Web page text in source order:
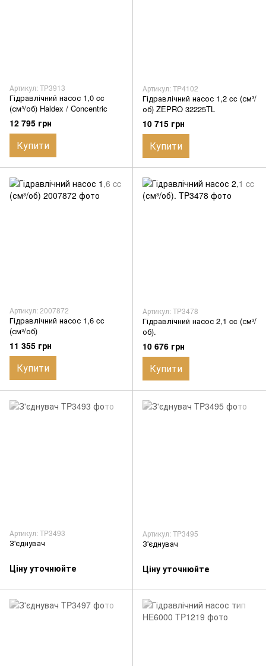
Артикул: TP3913
Гідравлічний насос 1,0 cc
(см³/об) Haldex / Concentric
12 795 грн
Купити
Артикул: TP4102
Гідравлічний насос 1,2 cc (см³/
об) ZEPRO 32225TL
10 715 грн
Купити
Артикул: 2007872
Гідравлічний насос 1,6 cc
(см³/об)
11 355 грн
Купити
Артикул: TP3478
Гідравлічний насос 2,1 cc (см³/
об).
10 676 грн
Купити
Артикул: TP3493
З'єднувач
Ціну уточнюйте
Артикул: TP3495
З'єднувач
Ціну уточнюйте